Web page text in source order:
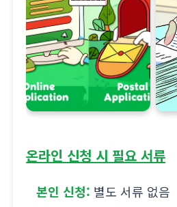
온라인 신청 시 필요 서류
본인 신청: 별도 서류 없음